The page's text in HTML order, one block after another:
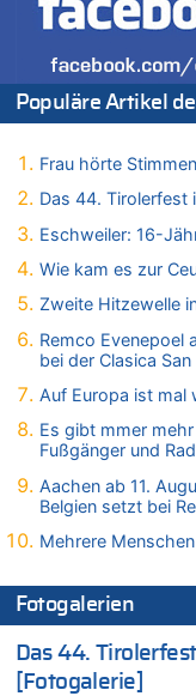
Zweite Hitzewelle in
06.08.2026 -
Zweite Hitzewelle
06.08.2026 - 21:14
Aachen ab 11.
Wasserstand des
06.08.2026 - 20:35
Zurück an den
06.08.2026 - 20:16
06.08.2026 - 19:17
Zweite Hitzewelle
Felice Mazzu soll
Zweite Hitzewelle
06.08.2026 - 17:51
Zweite Hitzewelle
06.08.2026 - 17:24
Zweite Hitzewelle
Populäre Artikel
Frau hörte
Das 44. Tirolerfest
Eschweiler: 16-
Wie kam es zur
Zweite Hitzewelle
Remco Evenepoel
bei der Clasica
Auf Europa ist mal
Es gibt mmer
Fußgänger und
Aachen ab 11.
Belgien setzt bei
Mehrere
Fotogalerien
Das 44.
[Fotogalerie]